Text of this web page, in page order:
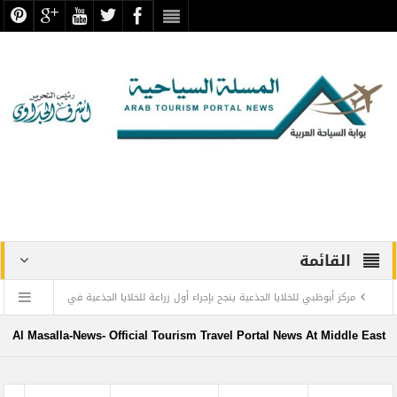
القائمة
مركز أبوظبي للخلايا الجذعية ينجح بإجراء أول زراعة للخلايا الجذعية في
المنطقة لمريضة تعاني من التصلب اللويحي
Al Masalla-News- Official Tourism Travel Portal News At Middle East